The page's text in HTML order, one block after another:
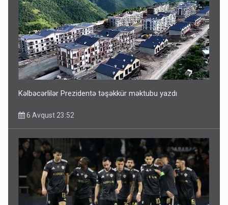
ŞOK! David Seliverstov ölkədən qaçdı
6 Avqust 14:14
Kəlbəcərlilər Prezidentə təşəkkür məktubu yazdı
6 Avqust 23:52